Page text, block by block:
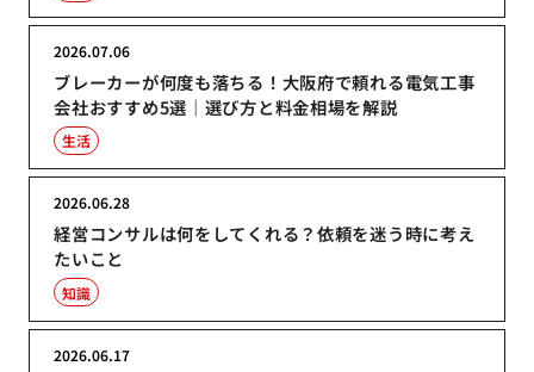
ブレーカーが何度も落ちる！大阪府で頼れる電気工事
会社おすすめ5選｜選び方と料金相場を解説
2026.07.06
生活
経営コンサルは何をしてくれる？依頼を迷う時に考え
たいこと
2026.06.28
知識
2026.06.17